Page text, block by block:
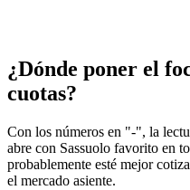
¿Dónde poner el
cuotas?
Con los números en "-", la
abre con Sassuolo favorito en
probablemente esté mejor
el mercado asiente.